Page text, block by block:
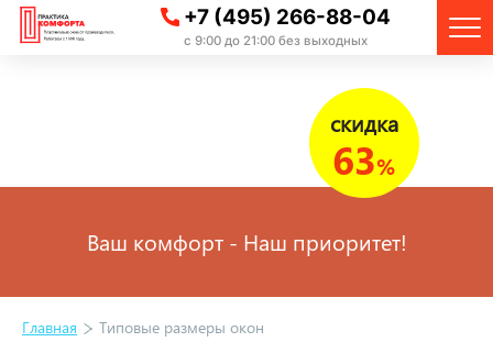
+7 (495) 266-88-04
с 9:00 до 21:00 без выходных
скидка
63%
Ваш комфорт - Наш приоритет!
Главная Типовые размеры окон